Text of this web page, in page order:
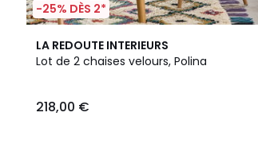
-25% DÈS 2*
LA REDOUTE INTERIEURS
Lot de 2 chaises velours, Polina
218,00 €
4,5
/ 5
3
Couleurs